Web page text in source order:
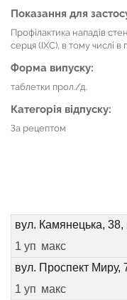
Показання для
Профілактика нападів
серця (ІХС), в тому числі в
Форма випуску:
таблетки прол./д.
Категорія відпуску:
За рецептом
вул. Камянецька,
1 уп макс
вул. Проспект Миру,
1 уп макс